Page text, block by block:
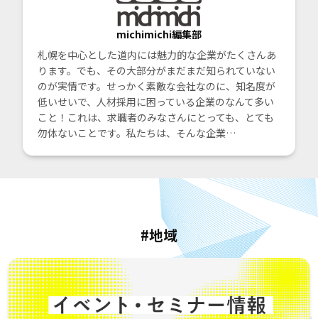
michimichi編集部
札幌を中心とした道内には魅力的な企業がたくさんあ
ります。でも、その大部分がまだまだ知られていない
のが実情です。せっかく素敵な会社なのに、知名度が
低いせいで、人材採用に困っている企業のなんて多い
こと！これは、求職者のみなさんにとっても、とても
勿体ないことです。私たちは、そんな企業…
#地域